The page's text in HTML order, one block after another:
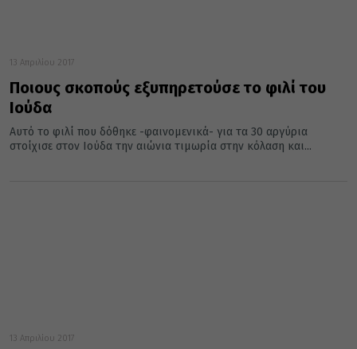
13 Απριλίου 2017
Ποιους σκοπούς εξυπηρετούσε το φιλί του
Ιούδα
Αυτό το φιλί που δόθηκε -φαινομενικά- για τα 30 αργύρια
στοίχισε στον Ιούδα την αιώνια τιμωρία στην κόλαση και...
13 Απριλίου 2017